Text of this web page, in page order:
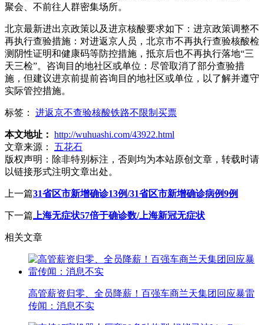
聚会、不前往人群密集场所。
北京最新进出京政策以及进京核酸要求如下：进京政策调整不
再执行查验措施：对进返京人员，北京市不再执行查验核酸检
测阴性证明和健康码等防控措施，抵京后也不再执行落地“三
天三检”。咨询目的地社区或单位：尽管取消了部分查验措
施，但建议进京前提前咨询目的地社区或单位，以了解并遵守
实际管控措施。
标签： 进返京不查验核酸铁路不限制买票
本文地址： http://wuhuashi.com/43922.html
文章来源：
五花石
版权声明： 除非特别标注，否则均为本站原创文章，转载时请
以链接形式注明文章出处。
上一篇31省区市新增确诊13例/31省区市新增确诊病例9例
下一篇 上海无症状57倍于确诊数/上海新冠无症状
相关文章
高管薪资归零、全员降薪！百强车商兰天集团回应暴雷
传闻：消息不实